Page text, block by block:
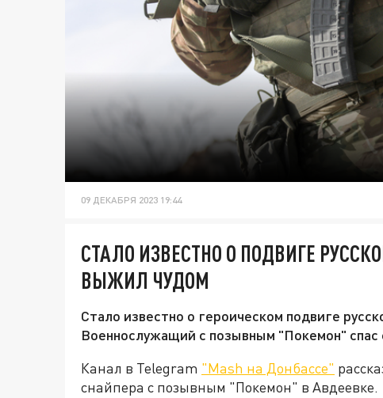
09 ДЕКАБРЯ 2023 19:44
СТАЛО ИЗВЕСТНО О ПОДВИГЕ
ВЫЖИЛ ЧУДОМ
Стало известно о героическом подвиге
Военнослужащий с позывным "Покемон"
Канал в Telegram "Mash на Донбассе"
снайпера с позывным "Покемон" в Авдеевке.